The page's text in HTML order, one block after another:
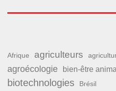
Afrique agriculteurs
agroécologie bien-être
biotechnologies
Brésil